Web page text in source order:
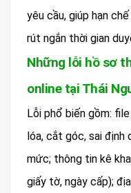
yêu cầu, giúp hạn
rút ngắn thời gian
Những lỗi hồ sơ
online tại Thái
Lỗi phổ biến gồm:
lóa, cắt góc, sai định
mức; thông tin kê
giấy tờ, ngày cấp);